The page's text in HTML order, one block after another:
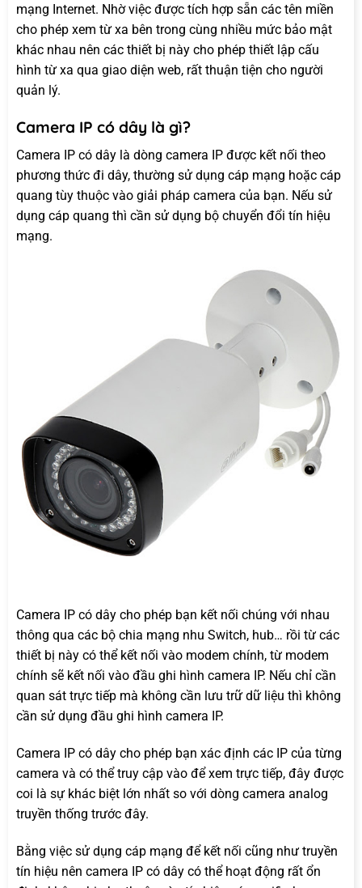
mạng Internet. Nhờ việc được tích hợp sẵn các tên miền
cho phép xem từ xa bên trong cùng nhiều mức bảo mật
khác nhau nên các thiết bị này cho phép thiết lập cấu
hình từ xa qua giao diện web, rất thuận tiện cho người
quản lý.
Camera IP có dây là gì?
Camera IP có dây là dòng camera IP được kết nối theo
phương thức đi dây, thường sử dụng cáp mạng hoặc cáp
quang tùy thuộc vào giải pháp camera của bạn. Nếu sử
dụng cáp quang thì cần sử dụng bộ chuyển đổi tín hiệu
mạng.
Camera IP có dây cho phép bạn kết nối chúng với nhau
thông qua các bộ chia mạng nhu Switch, hub… rồi từ các
thiết bị này có thể kết nối vào modem chính, từ modem
chính sẽ kết nối vào đầu ghi hình camera IP. Nếu chỉ cần
quan sát trực tiếp mà không cần lưu trữ dữ liệu thì không
cần sử dụng đầu ghi hình camera IP.
Camera IP có dây cho phép bạn xác định các IP của từng
camera và có thể truy cập vào để xem trực tiếp, đây được
coi là sự khác biệt lớn nhất so với dòng camera analog
truyền thống trước đây.
Bằng việc sử dụng cáp mạng để kết nối cũng như truyền
tín hiệu nên camera IP có dây có thể hoạt động rất ổn